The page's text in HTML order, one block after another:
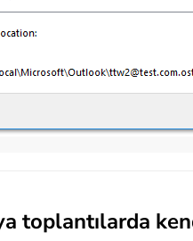
toplantılarda